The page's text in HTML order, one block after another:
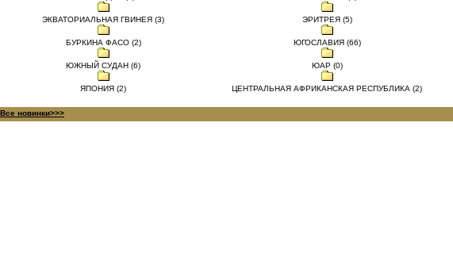
ЭКВАТОРИАЛЬНАЯ ГВИНЕЯ (3) ЭРИТРЕЯ (5)
БУРКИНА ФАСО (2) ЮГОСЛАВИЯ (66)
ЮЖНЫЙ СУДАН (6) ЮАР (0)
ЯПОНИЯ (2) ЦЕНТРАЛЬНАЯ АФРИКАНСКАЯ РЕСПУБЛИКА (2)
Все новинки>>>